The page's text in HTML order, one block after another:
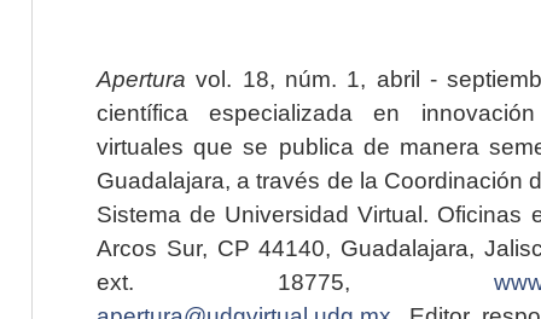
Apertura vol. 18, núm. 1, abril -
científica especializada en
virtuales que se publica de manera
Guadalajara, a través de la Coordinación
Sistema de Universidad Virtual. Oficinas
Arcos Sur, CP 44140, Guadalajara,
ext. 18775,